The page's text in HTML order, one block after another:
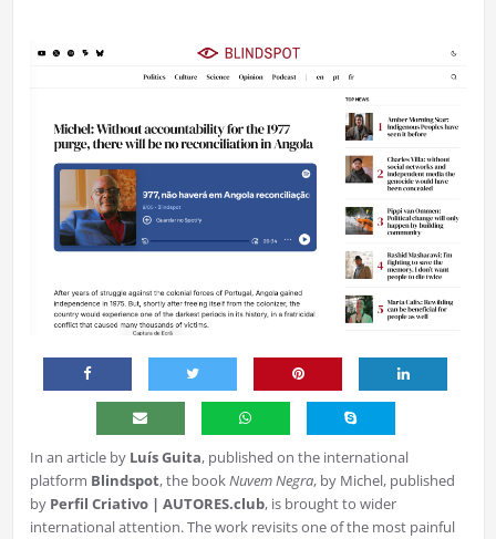
In an article by Luís Guita, published on the international
platform Blindspot, the bookNuvem Negra, by Michel, published
by Perfil Criativo | AUTORES.club, is brought to wider
international attention. The work revisits one of the most painful